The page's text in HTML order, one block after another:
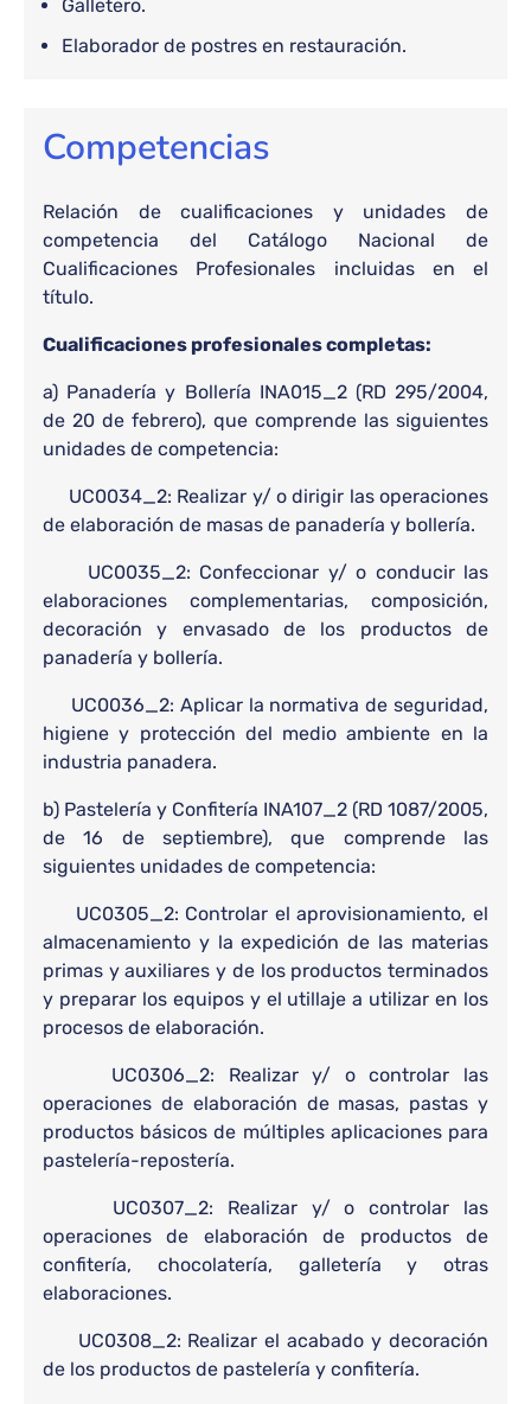
Galletero.
Elaborador de postres en restauración.
Competencias
Relación de cualificaciones y unidades de
competencia del Catálogo Nacional de
Cualificaciones Profesionales incluidas en el
título.
Cualificaciones profesionales completas:
a) Panadería y Bollería INA015_2 (RD 295/2004,
de 20 de febrero), que comprende las siguientes
unidades de competencia:
UC0034_2: Realizar y/ o dirigir las operaciones
de elaboración de masas de panadería y bollería.
UC0035_2: Confeccionar y/ o conducir las
elaboraciones complementarias, composición,
decoración y envasado de los productos de
panadería y bollería.
UC0036_2: Aplicar la normativa de seguridad,
higiene y protección del medio ambiente en la
industria panadera.
b) Pastelería y Confitería INA107_2 (RD 1087/2005,
de 16 de septiembre), que comprende las
siguientes unidades de competencia:
UC0305_2: Controlar el aprovisionamiento, el
almacenamiento y la expedición de las materias
primas y auxiliares y de los productos terminados
y preparar los equipos y el utillaje a utilizar en los
procesos de elaboración.
UC0306_2: Realizar y/ o controlar las
operaciones de elaboración de masas, pastas y
productos básicos de múltiples aplicaciones para
pastelería-repostería.
UC0307_2: Realizar y/ o controlar las
operaciones de elaboración de productos de
confitería, chocolatería, galletería y otras
elaboraciones.
UC0308_2: Realizar el acabado y decoración
de los productos de pastelería y confitería.